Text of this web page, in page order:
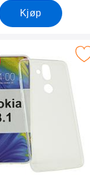
Kjøp
8.1 som favoritt
ultra Thin TPU